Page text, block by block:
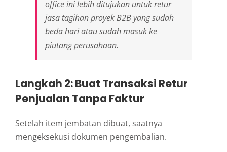
officeini lebih ditujukan untuk retur
jasa tagihan proyek B2B yang sudah
beda hari atau sudah masuk ke
piutang perusahaan.
Langkah 2: Buat Transaksi Retur
Penjualan Tanpa Faktur
Setelah item jembatan dibuat, saatnya
mengeksekusi dokumen pengembalian.